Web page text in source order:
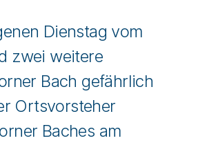
Dienstag vom
zwei weitere
Bach gefährlich
Ortsvorsteher
Baches am